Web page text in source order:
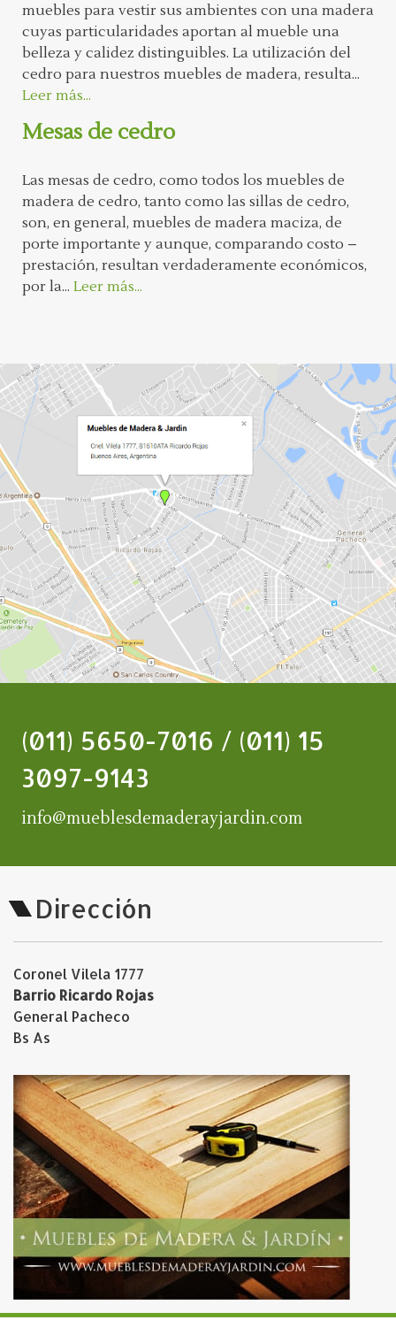
muebles para vestir sus ambientes con una madera
cuyas particularidades aportan al mueble una
belleza y calidez distinguibles. La utilización del
cedro para nuestros muebles de madera, resulta...
Leer más...
Mesas de cedro
Las mesas de cedro, como todos los muebles de
madera de cedro, tanto como las sillas de cedro,
son, en general, muebles de madera maciza, de
porte importante y aunque, comparando costo –
prestación, resultan verdaderamente económicos,
por la... Leer más...
(011) 5650-7016 / (011) 15
3097-9143
info@mueblesdemaderayjardin.com
Dirección
Coronel Vilela 1777
Barrio Ricardo Rojas
General Pacheco
Bs As